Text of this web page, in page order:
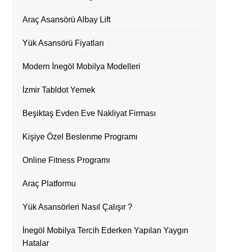
Araç Asansörü Albay Lift
Yük Asansörü Fiyatları
Modern İnegöl Mobilya Modelleri
İzmir Tabldot Yemek
Beşiktaş Evden Eve Nakliyat Firması
Kişiye Özel Beslenme Programı
Online Fitness Programı
Araç Platformu
Yük Asansörleri Nasıl Çalışır ?
İnegöl Mobilya Tercih Ederken Yapılan Yaygın
Hatalar